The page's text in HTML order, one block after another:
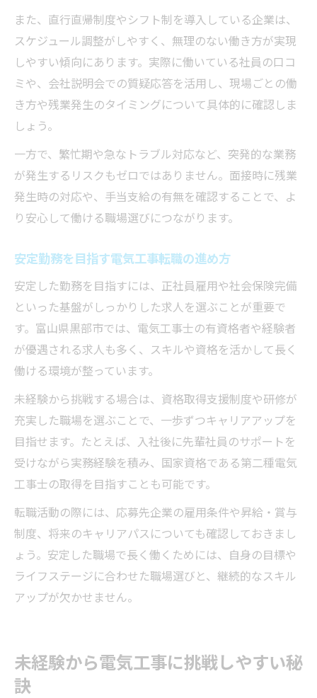
また、直行直帰制度やシフト制を導入している企業は、
スケジュール調整がしやすく、無理のない働き方が実現
しやすい傾向にあります。実際に働いている社員の口コ
ミや、会社説明会での質疑応答を活用し、現場ごとの働
き方や残業発生のタイミングについて具体的に確認しま
しょう。
一方で、繁忙期や急なトラブル対応など、突発的な業務
が発生するリスクもゼロではありません。面接時に残業
発生時の対応や、手当支給の有無を確認することで、よ
り安心して働ける職場選びにつながります。
安定勤務を目指す電気工事転職の進め方
安定した勤務を目指すには、正社員雇用や社会保険完備
といった基盤がしっかりした求人を選ぶことが重要で
す。富山県黒部市では、電気工事士の有資格者や経験者
が優遇される求人も多く、スキルや資格を活かして長く
働ける環境が整っています。
未経験から挑戦する場合は、資格取得支援制度や研修が
充実した職場を選ぶことで、一歩ずつキャリアアップを
目指せます。たとえば、入社後に先輩社員のサポートを
受けながら実務経験を積み、国家資格である第二種電気
工事士の取得を目指すことも可能です。
転職活動の際には、応募先企業の雇用条件や昇給・賞与
制度、将来のキャリアパスについても確認しておきまし
ょう。安定した職場で長く働くためには、自身の目標や
ライフステージに合わせた職場選びと、継続的なスキル
アップが欠かせません。
未経験から電気工事に挑戦しやすい秘
訣